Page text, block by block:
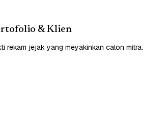
& Klien
rekam jejak yang meyakinkan calon mitra.